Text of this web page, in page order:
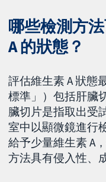
哪些檢測方
A 的狀態？
評估維生素 A 狀態
標準」）包括肝臟
臟切片是指取出受
室中以顯微鏡進行
給予少量維生素 A
方法具有侵入性、